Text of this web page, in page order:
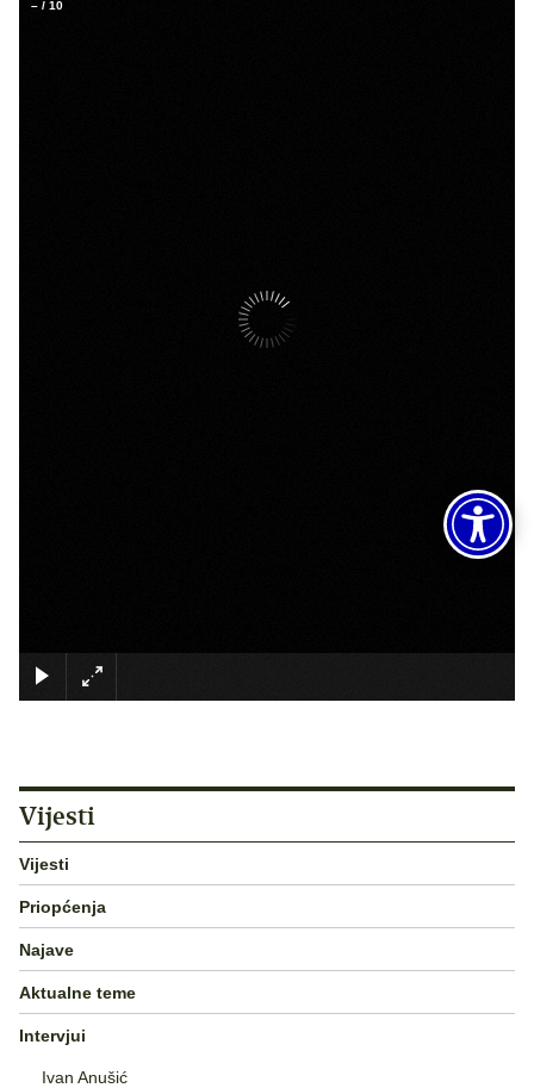
– / 10
Vijesti
Vijesti
Priopćenja
Najave
Aktualne teme
Intervjui
Ivan Anušić